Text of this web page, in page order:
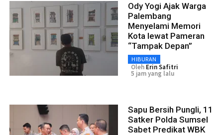
Ody Yogi Ajak Warga
Palembang
Menyelami Memori
Kota lewat Pameran
“Tampak Depan”
HIBURAN
Oleh Erin Safitri
5 jam yang lalu
Sapu Bersih Pungli, 11
Satker Polda Sumsel
Sabet Predikat WBK